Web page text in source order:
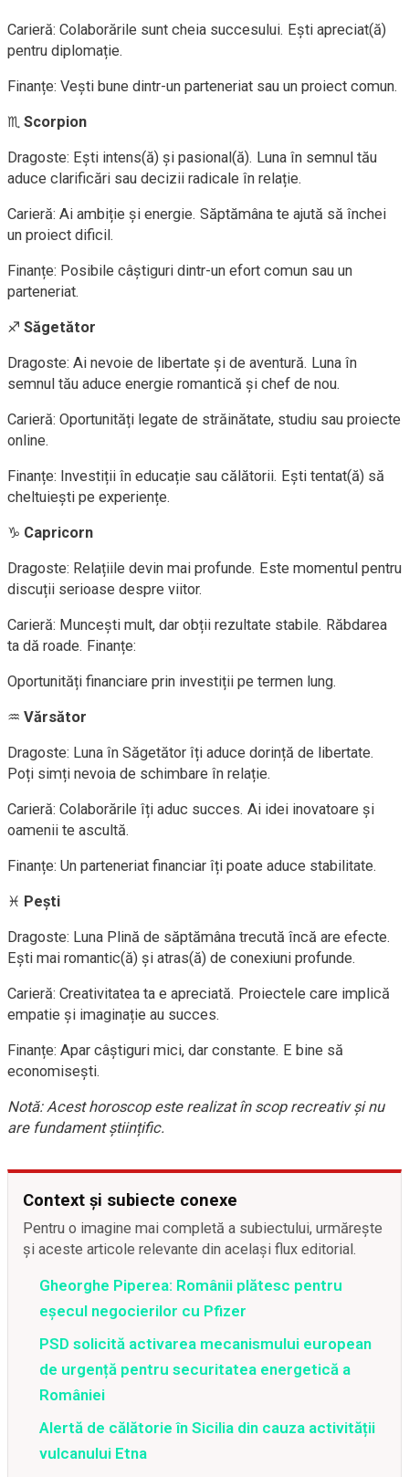
Carieră: Colaborările sunt cheia succesului. Ești apreciat(ă)
pentru diplomație.
Finanțe: Vești bune dintr-un parteneriat sau un proiect comun.
♏ Scorpion
Dragoste: Ești intens(ă) și pasional(ă). Luna în semnul tău
aduce clarificări sau decizii radicale în relație.
Carieră: Ai ambiție și energie. Săptămâna te ajută să închei
un proiect dificil.
Finanțe: Posibile câștiguri dintr-un efort comun sau un
parteneriat.
♐ Săgetător
Dragoste: Ai nevoie de libertate și de aventură. Luna în
semnul tău aduce energie romantică și chef de nou.
Carieră: Oportunități legate de străinătate, studiu sau proiecte
online.
Finanțe: Investiții în educație sau călătorii. Ești tentat(ă) să
cheltuiești pe experiențe.
♑ Capricorn
Dragoste: Relațiile devin mai profunde. Este momentul pentru
discuții serioase despre viitor.
Carieră: Muncești mult, dar obții rezultate stabile. Răbdarea
ta dă roade. Finanțe:
Oportunități financiare prin investiții pe termen lung.
♒ Vărsător
Dragoste: Luna în Săgetător îți aduce dorință de libertate.
Poți simți nevoia de schimbare în relație.
Carieră: Colaborările îți aduc succes. Ai idei inovatoare și
oamenii te ascultă.
Finanțe: Un parteneriat financiar îți poate aduce stabilitate.
♓ Pești
Dragoste: Luna Plină de săptămâna trecută încă are efecte.
Ești mai romantic(ă) și atras(ă) de conexiuni profunde.
Carieră: Creativitatea ta e apreciată. Proiectele care implică
empatie și imaginație au succes.
Finanțe: Apar câștiguri mici, dar constante. E bine să
economisești.
Notă: Acest horoscop este realizat în scop recreativ și nu
are fundament științific.
Context și subiecte conexe
Pentru o imagine mai completă a subiectului, urmărește
și aceste articole relevante din același flux editorial.
Gheorghe Piperea: Românii plătesc pentru
eșecul negocierilor cu Pfizer
PSD solicită activarea mecanismului european
de urgență pentru securitatea energetică a
României
Alertă de călătorie în Sicilia din cauza activității
vulcanului Etna